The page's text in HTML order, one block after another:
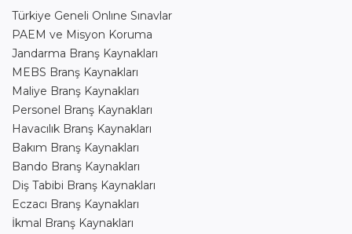
Türkiye Geneli Onlıne Sınavlar
PAEM ve Misyon Koruma
Jandarma Branş Kaynakları
MEBS Branş Kaynakları
Maliye Branş Kaynakları
Personel Branş Kaynakları
Havacılık Branş Kaynakları
Bakım Branş Kaynakları
Bando Branş Kaynakları
Diş Tabibi Branş Kaynakları
Eczacı Branş Kaynakları
İkmal Branş Kaynakları